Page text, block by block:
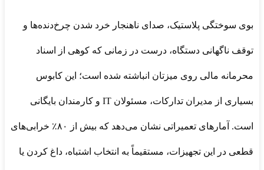
بوی سوختگی پلاستیک، صدای ناهنجار خرد شدن چرخ‌دنده‌ها و
توقف ناگهانی دستگاه، درست در زمانی که کوهی از اسناد
محرمانه مالی روی میزتان انباشته شده است؛ این کابوس
بسیاری از مدیران تدارکات، مسئولان IT و کارمندان بایگانی
است. آمارهای تعمیراتی نشان می‌دهد که بیش از ۸۰٪ خرابی‌های
قطعی در این تجهیزات، مستقیماً به انتخاب اشتباه، داغ کردن یا